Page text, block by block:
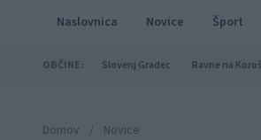
Naslovnica Novice Šport
OBČINE: Slovenj Gradec Ravne na
Domov / Novice